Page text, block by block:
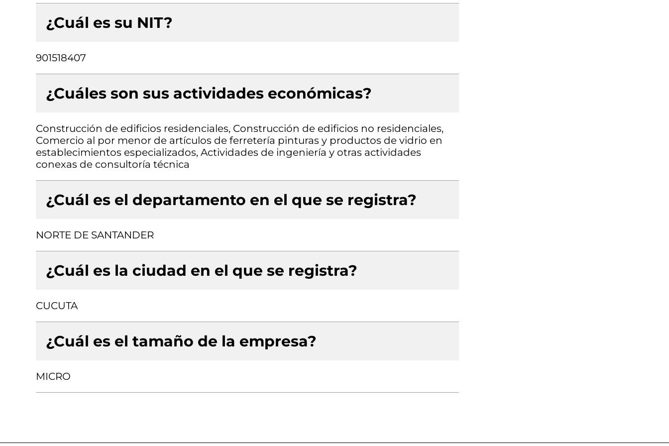
¿Cuál es su NIT?
901518407
¿Cuáles son sus actividades económicas?
Construcción de edificios residenciales, Construcción de edificios no residenciales,
Comercio al por menor de artículos de ferretería pinturas y productos de vidrio en
establecimientos especializados, Actividades de ingeniería y otras actividades
conexas de consultoría técnica
¿Cuál es el departamento en el que se registra?
NORTE DE SANTANDER
¿Cuál es la ciudad en el que se registra?
CUCUTA
¿Cuál es el tamaño de la empresa?
MICRO